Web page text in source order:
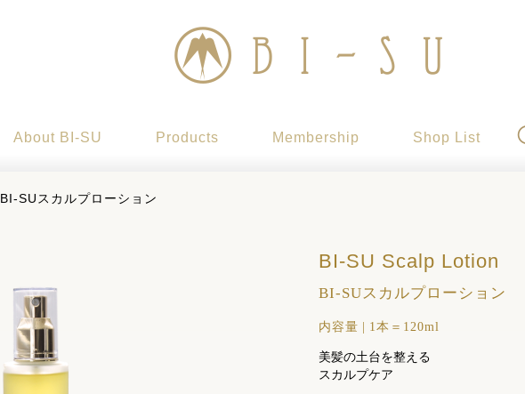
About BI-SU Products Membership Shop List
BI-SUスカルプローション
BI-SU Scalp Lotion
BI-SUスカルプローション
内容量 1本＝120ml
美髪の土台を整える
スカルプケア